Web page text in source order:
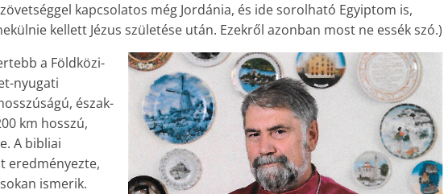
kapcsolatos még Jordánia, és ide sorolható Egyiptom is,
kellett Jézus születése után. Ezekről azonban most ne essék szó.)
a Földközi-
nyugati
észak-
km hosszú,
A bibliai
eredményezte,
ismerik.